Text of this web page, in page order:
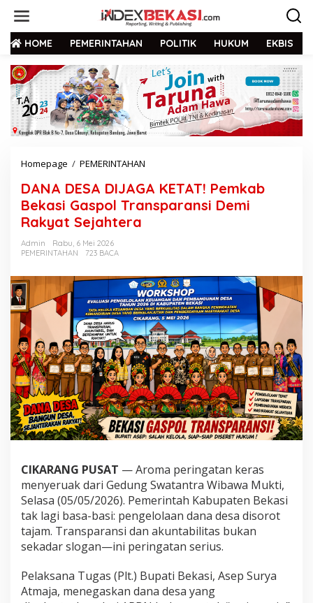
HOME PEMERINTAHAN POLITIK HUKUM EKBIS
Homepage / PEMERINTAHAN
DANA DESA DIJAGA KETAT! Pemkab
Bekasi Gaspol Transparansi Demi
Rakyat Sejahtera
Admin
Rabu, 6 Mei 2026
PEMERINTAHAN
723 BACA
CIKARANG PUSAT — Aroma peringatan keras
menyeruak dari Gedung Swatantra Wibawa Mukti,
Selasa (05/05/2026). Pemerintah Kabupaten Bekasi
tak lagi basa-basi: pengelolaan dana desa disorot
tajam. Transparansi dan akuntabilitas bukan
sekadar slogan—ini peringatan serius.
Pelaksana Tugas (Plt.) Bupati Bekasi, Asep Surya
Atmaja, menegaskan dana desa yang